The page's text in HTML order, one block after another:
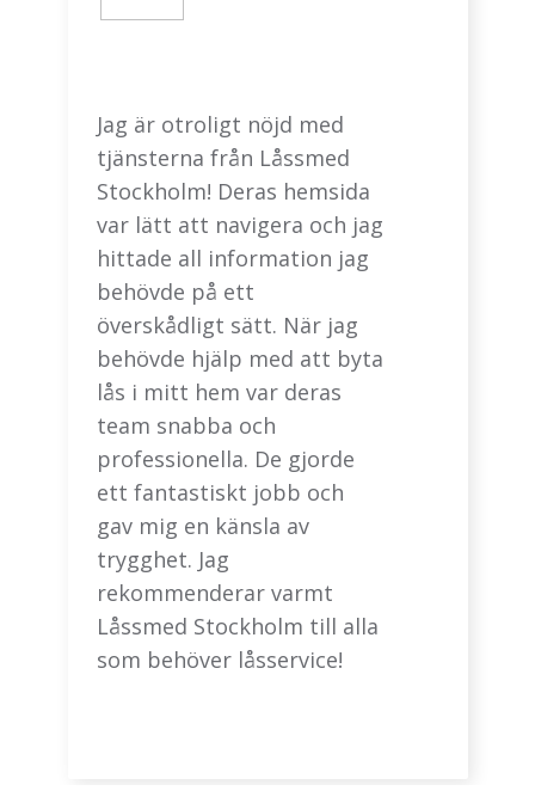
Jag är otroligt nöjd med
tjänsterna från Låssmed
Stockholm! Deras hemsida
var lätt att navigera och jag
hittade all information jag
behövde på ett
överskådligt sätt. När jag
behövde hjälp med att byta
lås i mitt hem var deras
team snabba och
professionella. De gjorde
ett fantastiskt jobb och
gav mig en känsla av
trygghet. Jag
rekommenderar varmt
Låssmed Stockholm till alla
som behöver låsservice!